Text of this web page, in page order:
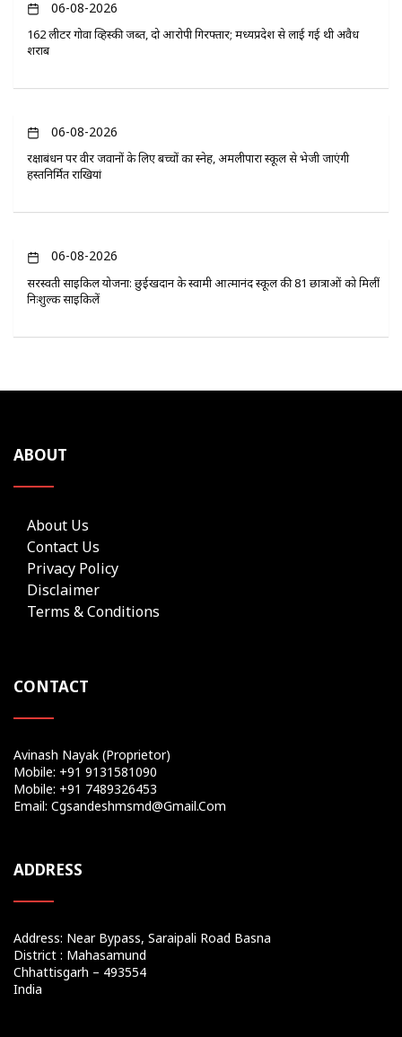
06-08-2026
162 लीटर गोवा व्हिस्की जब्त, दो आरोपी गिरफ्तार; मध्यप्रदेश से लाई गई थी अवैध
शराब
06-08-2026
रक्षाबंधन पर वीर जवानों के लिए बच्चों का स्नेह, अमलीपारा स्कूल से भेजी जाएंगी
हस्तनिर्मित राखियां
06-08-2026
सरस्वती साइकिल योजना: छुईखदान के स्वामी आत्मानंद स्कूल की 81 छात्राओं को मिलीं
निःशुल्क साइकिलें
ABOUT
About Us
Contact Us
Privacy Policy
Disclaimer
Terms & Conditions
CONTACT
Avinash Nayak (Proprietor)
Mobile: +91 9131581090
Mobile: +91 7489326453
Email: Cgsandeshmsmd@gmail.com
ADDRESS
Address: Near Bypass, Saraipali Road Basna
District : Mahasamund
Chhattisgarh – 493554
India